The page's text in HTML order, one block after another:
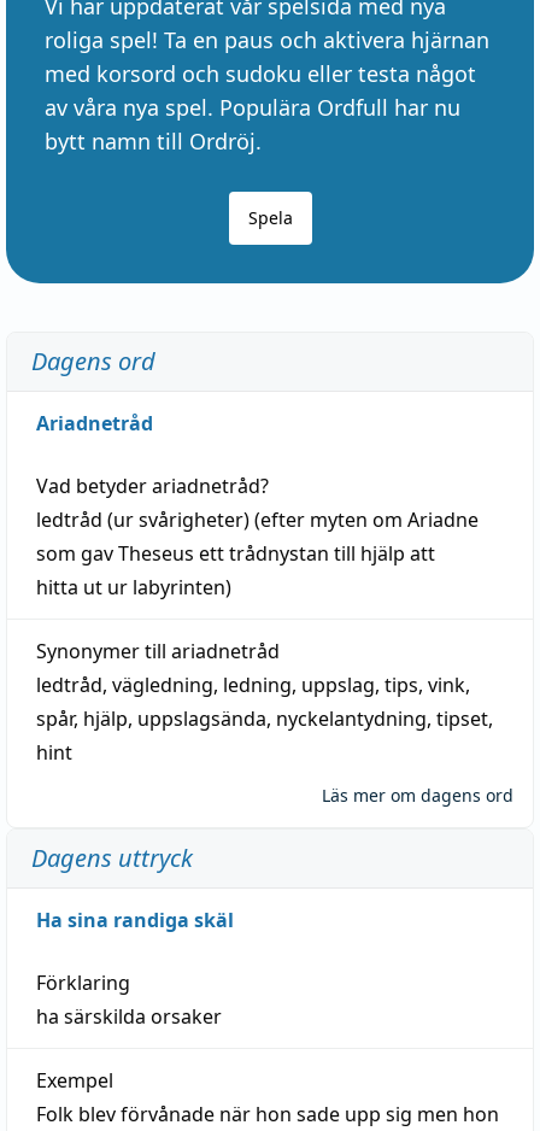
roliga spel! Ta en paus och aktivera hjärnan
med korsord och sudoku eller testa något
av våra nya spel. Populära Ordfull har nu
bytt namn till Ordröj.
Spela
Dagens ord
Ariadnetråd
Vad betyderariadnetråd?
ledtråd (ur svårigheter) (efter myten om Ariadne
som gav Theseus ett trådnystan till hjälp att
hitta ut ur labyrinten)
Synonymer till ariadnetråd
ledtråd, vägledning, ledning, uppslag, tips, vink,
spår, hjälp, uppslagsända, nyckelantydning, tipset,
hint
Läs mer om dagens ord
Dagens uttryck
Ha sina randiga skäl
Förklaring
ha särskilda orsaker
Exempel
Folk blev förvånade när hon sade upp sig men hon